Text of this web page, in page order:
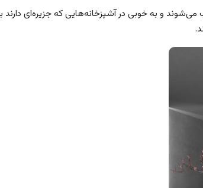
و به خوبی در آشپزخانه‌هایی که جزیره‌ای